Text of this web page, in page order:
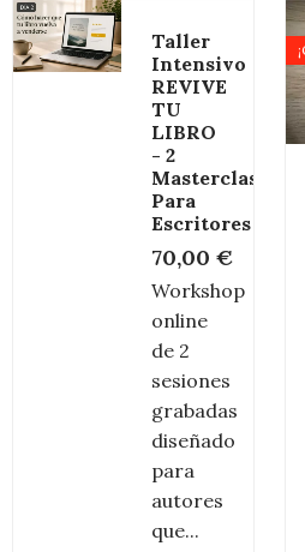
Taller
Intensivo
REVIVE
TU
LIBRO
- 2
Masterclass
Para
Escritores
70,00 €
Workshop
online
de 2
sesiones
grabadas
diseñado
para
autores
que...